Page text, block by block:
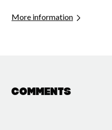
More information
Comments